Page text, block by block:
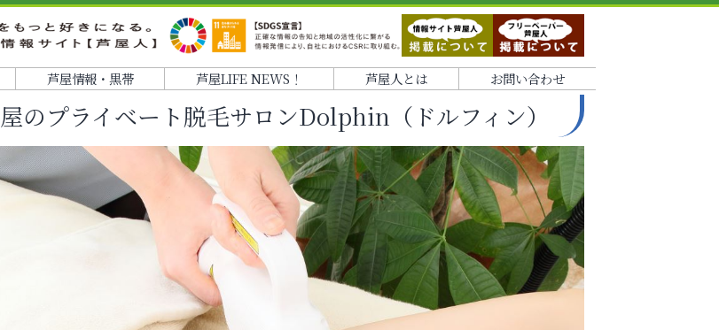
芦屋情報・黒帯 芦屋LIFE NEWS！ 芦屋人とは お問い合わせ
のプライベート脱毛サロンDolphin（ドルフィン）